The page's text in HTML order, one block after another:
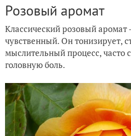
Розовый аромат
Классический розовый аромат
чувственный. Он тонизирует,
мыслительный процесс, часто
головную боль.